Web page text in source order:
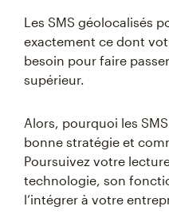
Les SMS géolocalisés
exactement ce dont
besoin pour faire
supérieur.
Alors, pourquoi les
bonne stratégie et
Poursuivez votre
technologie, son
l’intégrer à votre